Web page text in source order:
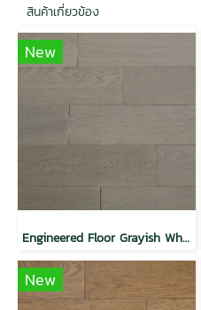
สินค้าเกี่ยวข้อง
New
Engineered Floor Grayish White Oak
New